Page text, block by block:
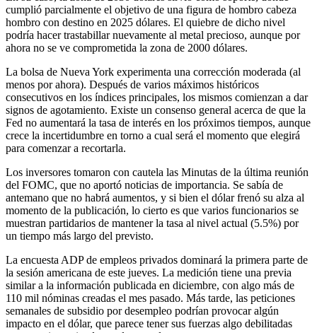
cumplió parcialmente el objetivo de una figura de hombro cabeza
hombro con destino en 2025 dólares. El quiebre de dicho nivel
podría hacer trastabillar nuevamente al metal precioso, aunque por
ahora no se ve comprometida la zona de 2000 dólares.
La bolsa de Nueva York experimenta una corrección moderada (al
menos por ahora). Después de varios máximos históricos
consecutivos en los índices principales, los mismos comienzan a dar
signos de agotamiento. Existe un consenso general acerca de que la
Fed no aumentará la tasa de interés en los próximos tiempos, aunque
crece la incertidumbre en torno a cual será el momento que elegirá
para comenzar a recortarla.
Los inversores tomaron con cautela las Minutas de la última reunión
del FOMC, que no aportó noticias de importancia. Se sabía de
antemano que no habrá aumentos, y si bien el dólar frenó su alza al
momento de la publicación, lo cierto es que varios funcionarios se
muestran partidarios de mantener la tasa al nivel actual (5.5%) por
un tiempo más largo del previsto.
La encuesta ADP de empleos privados dominará la primera parte de
la sesión americana de este jueves. La medición tiene una previa
similar a la información publicada en diciembre, con algo más de
110 mil nóminas creadas el mes pasado. Más tarde, las peticiones
semanales de subsidio por desempleo podrían provocar algún
impacto en el dólar, que parece tener sus fuerzas algo debilitadas